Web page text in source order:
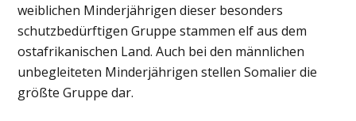
weiblichen Minderjährigen dieser besonders
schutzbedürftigen Gruppe stammen elf aus dem
ostafrikanischen Land. Auch bei den männlichen
unbegleiteten Minderjährigen stellen Somalier die
größte Gruppe dar.